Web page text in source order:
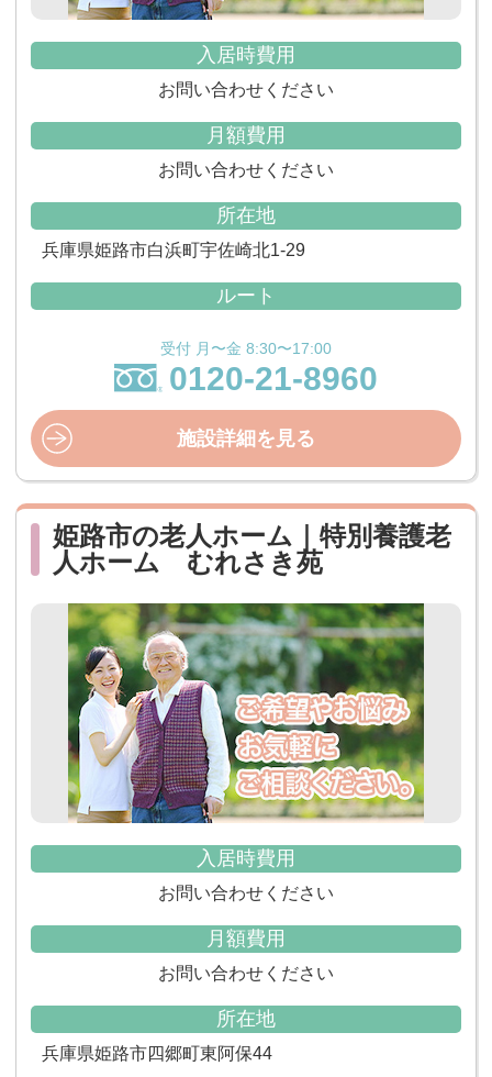
入居時費用
お問い合わせください
月額費用
お問い合わせください
所在地
兵庫県姫路市白浜町宇佐崎北1-29
ルート
受付 月〜金 8:30〜17:00
0120-21-8960
施設詳細を見る
姫路市の老人ホーム｜特別養護老
人ホーム むれさき苑
入居時費用
お問い合わせください
月額費用
お問い合わせください
所在地
兵庫県姫路市四郷町東阿保44